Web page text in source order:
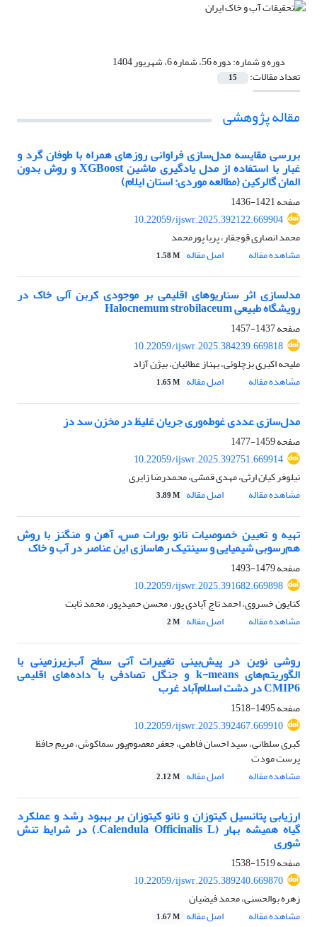
دوره و شماره:دوره 56، شماره 6، شهریور 1404
تعداد مقالات: 15
مقاله پژوهشی
بررسی مقایسه مدل‌سازی فراوانی روز‌های همراه با طوفان گرد و
غبار با استفاده از مدل یادگیری ماشین XGBoost و روش بدون
المان گالرکین (مطالعه موردی: استان ایلام)
صفحه1421-1436
10.22059/ijswr.2025.392122.669904
محمد انصاری قوجقار، پریا پورمحمد
مشاهده مقاله
اصل مقاله 1.58 M
مدل‏سازی اثر سناریوهای اقلیمی بر موجودی کربن آلی خاک در
رویشگاه طبیعی Halocnemum strobilaceum
صفحه1437-1457
10.22059/ijswr.2025.384239.669818
ملیحه اکبری بزچلوئی، بهناز عطائیان، بیژن آزاد
مشاهده مقاله
اصل مقاله 1.65 M
مدل‌سازی عددی غوطه‌وری جریان غلیظ در مخزن سد دز
صفحه1459-1477
10.22059/ijswr.2025.392751.669914
نیلوفر کیان ارثی، مهدی قمشی، محمدرضا زایری
مشاهده مقاله
اصل مقاله 3.89 M
تهیه و تعیین خصوصیات نانو بورات مس، آهن و منگنز با روش
هم‌رسوبی شیمیایی و سینتیک رهاسازی این عناصر در آب و خاک
صفحه1479-1493
10.22059/ijswr.2025.391682.669898
کتایون خسروی، احمد تاج آبادی پور، محسن حمیدپور، محمد ثابت
مشاهده مقاله
اصل مقاله 2 M
روشی نوین در پیش‌بینی تغییرات آتی سطح آب‌‌زیرزمینی با
الگوریتم‌های k-means و جنگل تصادفی با داده‌های اقلیمی
CMIP6 در دشت اسلام‌آباد غرب
صفحه1495-1518
10.22059/ijswr.2025.392467.669910
کبری سلطانی، سید احسان فاطمی، جعفر معصوم‌پور سماکوش، مریم حافظ
پرست مودت
مشاهده مقاله
اصل مقاله 2.12 M
ارزیابی پتانسیل کیتوزان و نانو کیتوزان بر بهبود رشد و عملکرد
گیاه همیشه بهار (Calendula Officinalis L.) در شرایط تنش
شوری
صفحه1519-1538
10.22059/ijswr.2025.389240.669870
زهره بوالحسنی، محمد فیضیان
مشاهده مقاله
اصل مقاله 1.67 M